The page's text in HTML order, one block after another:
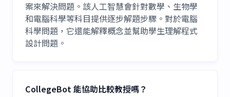
案來解決問題。該人工智慧會針對數學、生物學
和電腦科學等科目提供逐步解題步驟。對於電腦
科學問題，它還能解釋概念並幫助學生理解程式
設計問題。
CollegeBot 能協助比較教授嗎？